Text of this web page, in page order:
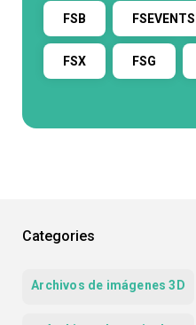
FSB
FSX FSG
Categories
Archivos de imágenes 3D